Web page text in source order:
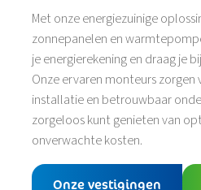
Met onze energiezuinige
zonnepanelen en
je energierekening en draag je
Onze ervaren monteurs
installatie en betrouwbaar
zorgeloos kunt genieten van
onverwachte kosten.
Onze vestigingen